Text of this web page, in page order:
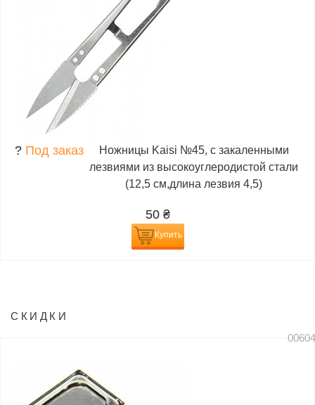
? Под заказ
Ножницы Kaisi №45, с закаленными
лезвиями из высокоуглеродистой стали
(12,5 см,длина лезвия 4,5)
50 ₴
Купить
СКИДКИ